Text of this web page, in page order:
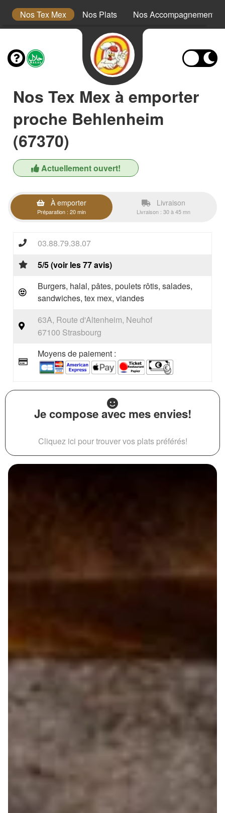
Nos Tex Mex Nos Plats Nos Accompagnements
Nos Tex Mex à emporter
proche Behlenheim
(67370)
Actuellement ouvert!
À emporter
Préparation : 20 min
Livraison
Livraison : 30 à 45 mn
03.88.79.38.07
5/5 (voir les 77 avis)
Burgers, halal, pâtes, poulets rôtis, salades,
sandwiches, tex mex, viandes
63A, Route d'Altenheim, Neuhof
67100 Strasbourg
Moyens de paiement :
Je compose avec mes envies!
Cliquez ici pour trouver vos plats préférés!